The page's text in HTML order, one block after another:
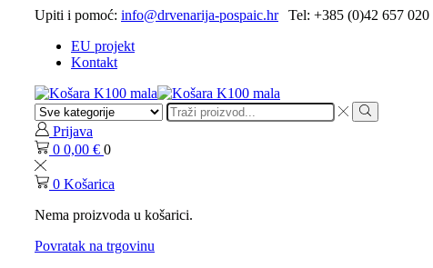
Upiti i pomoć: info@drvenarija-pospaic.hr
Tel: +385 (0)42 657 020
EU projekt
Kontakt
Prijava
0 0,00 € 0
0 Košarica
Nema proizvoda u košarici.
Povratak na trgovinu